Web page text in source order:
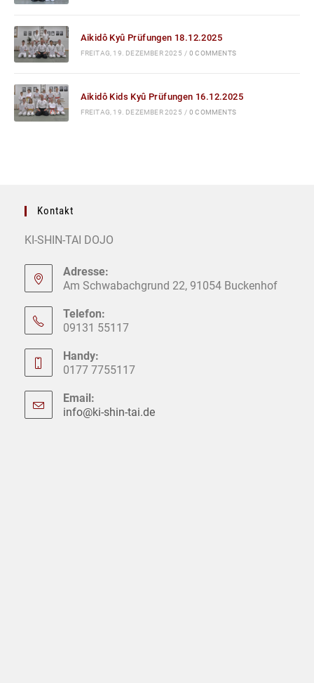
Aikidô Kyû Prüfungen 18.12.2025
FREITAG, 19. DEZEMBER 2025 / 0 COMMENTS
Aikidô Kids Kyû Prüfungen 16.12.2025
FREITAG, 19. DEZEMBER 2025 / 0 COMMENTS
Kontakt
KI-SHIN-TAI DOJO
Adresse:
Am Schwabachgrund 22, 91054 Buckenhof
Telefon:
09131 55117
Handy:
0177 7755117
Email:
info@ki-shin-tai.deOpens